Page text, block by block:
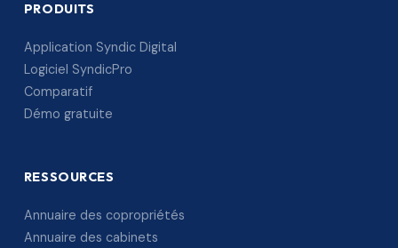
PRODUITS
Application Syndic Digital
Logiciel SyndicPro
Comparatif
Démo gratuite
RESSOURCES
Annuaire des copropriétés
Annuaire des cabinets